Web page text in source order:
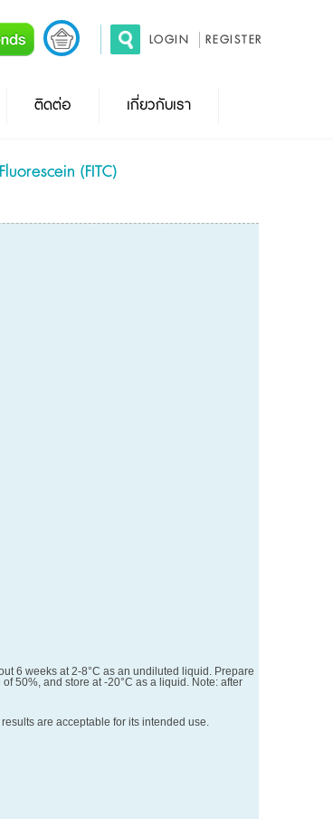
LOGIN REGISTER
ติดต่อ เกี่ยวกับเรา
(FITC)
6 weeks at 2-8°C as an undiluted liquid. Prepare
50%, and store at -20°C as a liquid. Note: after
are acceptable for its intended use.